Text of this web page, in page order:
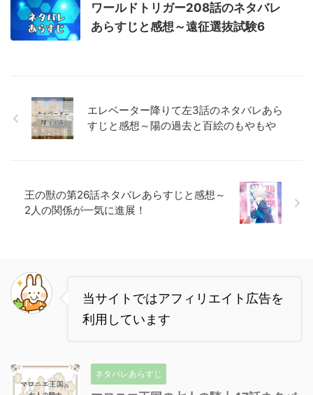
ワールドトリガー208話のネタバレ
あらすじと感想～遠征選抜試験6
エレベーター降りて左3話のネタバレあら
すじと感想～陽の過去と百絵のもやもや
王の獣の第26話ネタバレあらすじと感想～
2人の関係が一気に進展！
当サイトではアフィリエイト広告を
利用しています
ネタバレあらすじ